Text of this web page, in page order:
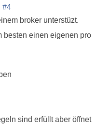
#4
broker unterstüzt.
besten einen eigenen pro
sind erfüllt aber öffnet